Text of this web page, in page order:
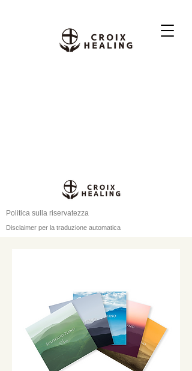
Politica sulla riservatezza
Disclaimer per la traduzione automatica